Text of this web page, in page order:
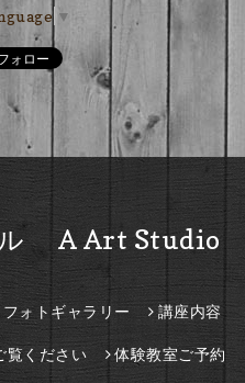
▼
ル A Art Studio
フォトギャラリー 講座内容
覧ください 体験教室ご予約